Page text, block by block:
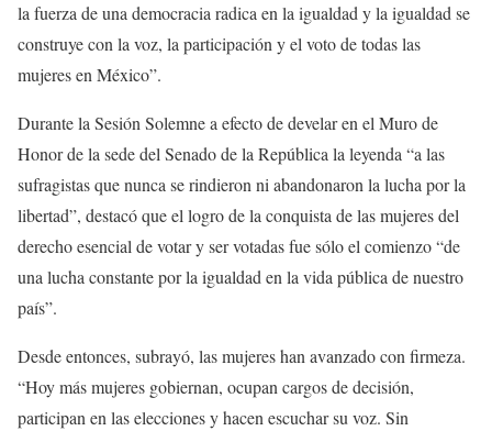
la fuerza de una democracia radica en la igualdad y la igualdad se
construye con la voz, la participación y el voto de todas las
mujeres en México”.
Durante la Sesión Solemne a efecto de develar en el Muro de
Honor de la sede del Senado de la República la leyenda “a las
sufragistas que nunca se rindieron ni abandonaron la lucha por la
libertad”, destacó que el logro de la conquista de las mujeres del
derecho esencial de votar y ser votadas fue sólo el comienzo “de
una lucha constante por la igualdad en la vida pública de nuestro
país”.
Desde entonces, subrayó, las mujeres han avanzado con firmeza.
“Hoy más mujeres gobiernan, ocupan cargos de decisión,
participan en las elecciones y hacen escuchar su voz. Sin